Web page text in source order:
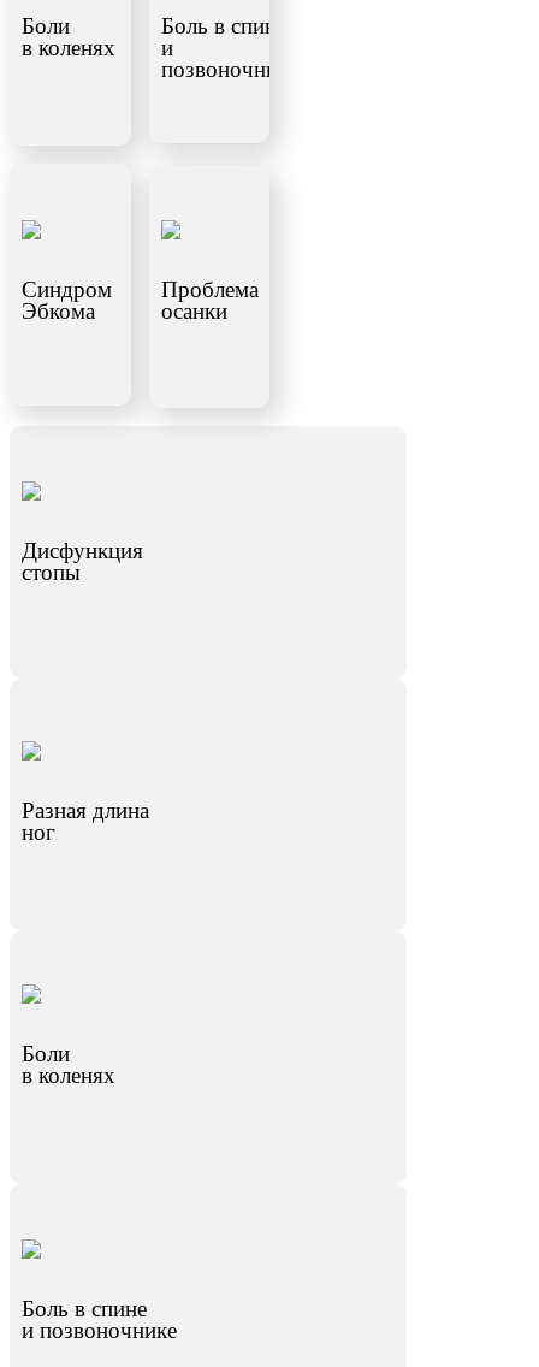
Боли
в коленях
Боль в спине
и
позвоночнике
Синдром
Эбкома
Проблема
осанки
Дисфункция
стопы
Разная длина
ног
Боли
в коленях
Боль в спине
и позвоночнике